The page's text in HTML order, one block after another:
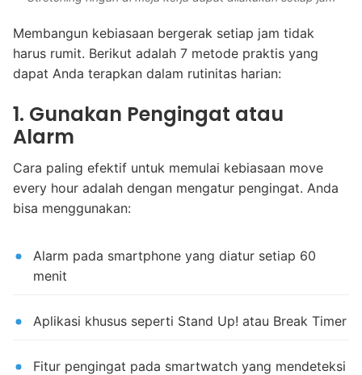
Membangun kebiasaan bergerak setiap jam tidak
harus rumit. Berikut adalah 7 metode praktis yang
dapat Anda terapkan dalam rutinitas harian:
1. Gunakan Pengingat atau
Alarm
Cara paling efektif untuk memulai kebiasaan move
every hour adalah dengan mengatur pengingat. Anda
bisa menggunakan:
Alarm pada smartphone yang diatur setiap 60
menit
Aplikasi khusus seperti Stand Up! atau Break Timer
Fitur pengingat pada smartwatch yang mendeteksi